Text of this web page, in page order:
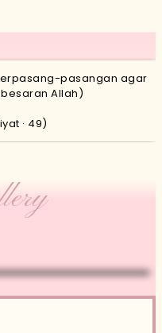
pasangan agar
Allah)
· 49)